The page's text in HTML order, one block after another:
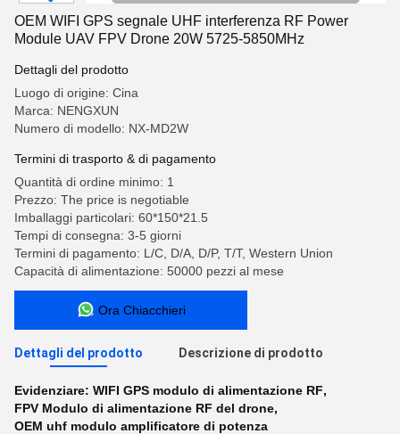
OEM WIFI GPS segnale UHF interferenza RF Power
Module UAV FPV Drone 20W 5725-5850MHz
Dettagli del prodotto
Luogo di origine: Cina
Marca: NENGXUN
Numero di modello: NX-MD2W
Termini di trasporto & di pagamento
Quantità di ordine minimo: 1
Prezzo: The price is negotiable
Imballaggi particolari: 60*150*21.5
Tempi di consegna: 3-5 giorni
Termini di pagamento: L/C, D/A, D/P, T/T, Western Union
Capacità di alimentazione: 50000 pezzi al mese
Ora Chiacchieri
Dettagli del prodotto Descrizione di prodotto
Evidenziare: WIFI GPS modulo di alimentazione RF,
FPV Modulo di alimentazione RF del drone,
OEM uhf modulo amplificatore di potenza